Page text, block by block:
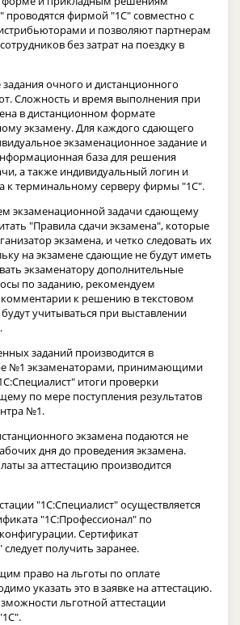
проводятся фирмой "1С" совместно с
и позволяют партнерам
без затрат на поездку в
очного и дистанционного
Сложность и время выполнения при
в дистанционном формате
экзамену. Для каждого сдающего
экзаменационное задание и
база для решения
а также индивидуальный логин и
к терминальному серверу фирмы "1С".
экзаменационной задачи сдающему
"Правила сдачи экзамена", которые
экзамена, и четко следовать их
на экзамене сдающие не будут иметь
экзаменатору дополнительные
по заданию, рекомендуем
к решению в текстовом
учитываться при выставлении
заданий производится в
№1 экзаменаторами, принимающими
итоги проверки
по мере поступления результатов
№1.
экзамена подаются не
дня до проведения экзамена.
за аттестацию производится
"1С:Специалист" осуществляется
"1С:Профессионал" по
Сертификат
получить заранее.
право на льготы по оплате
указать это в заявке на аттестацию.
льготной аттестации